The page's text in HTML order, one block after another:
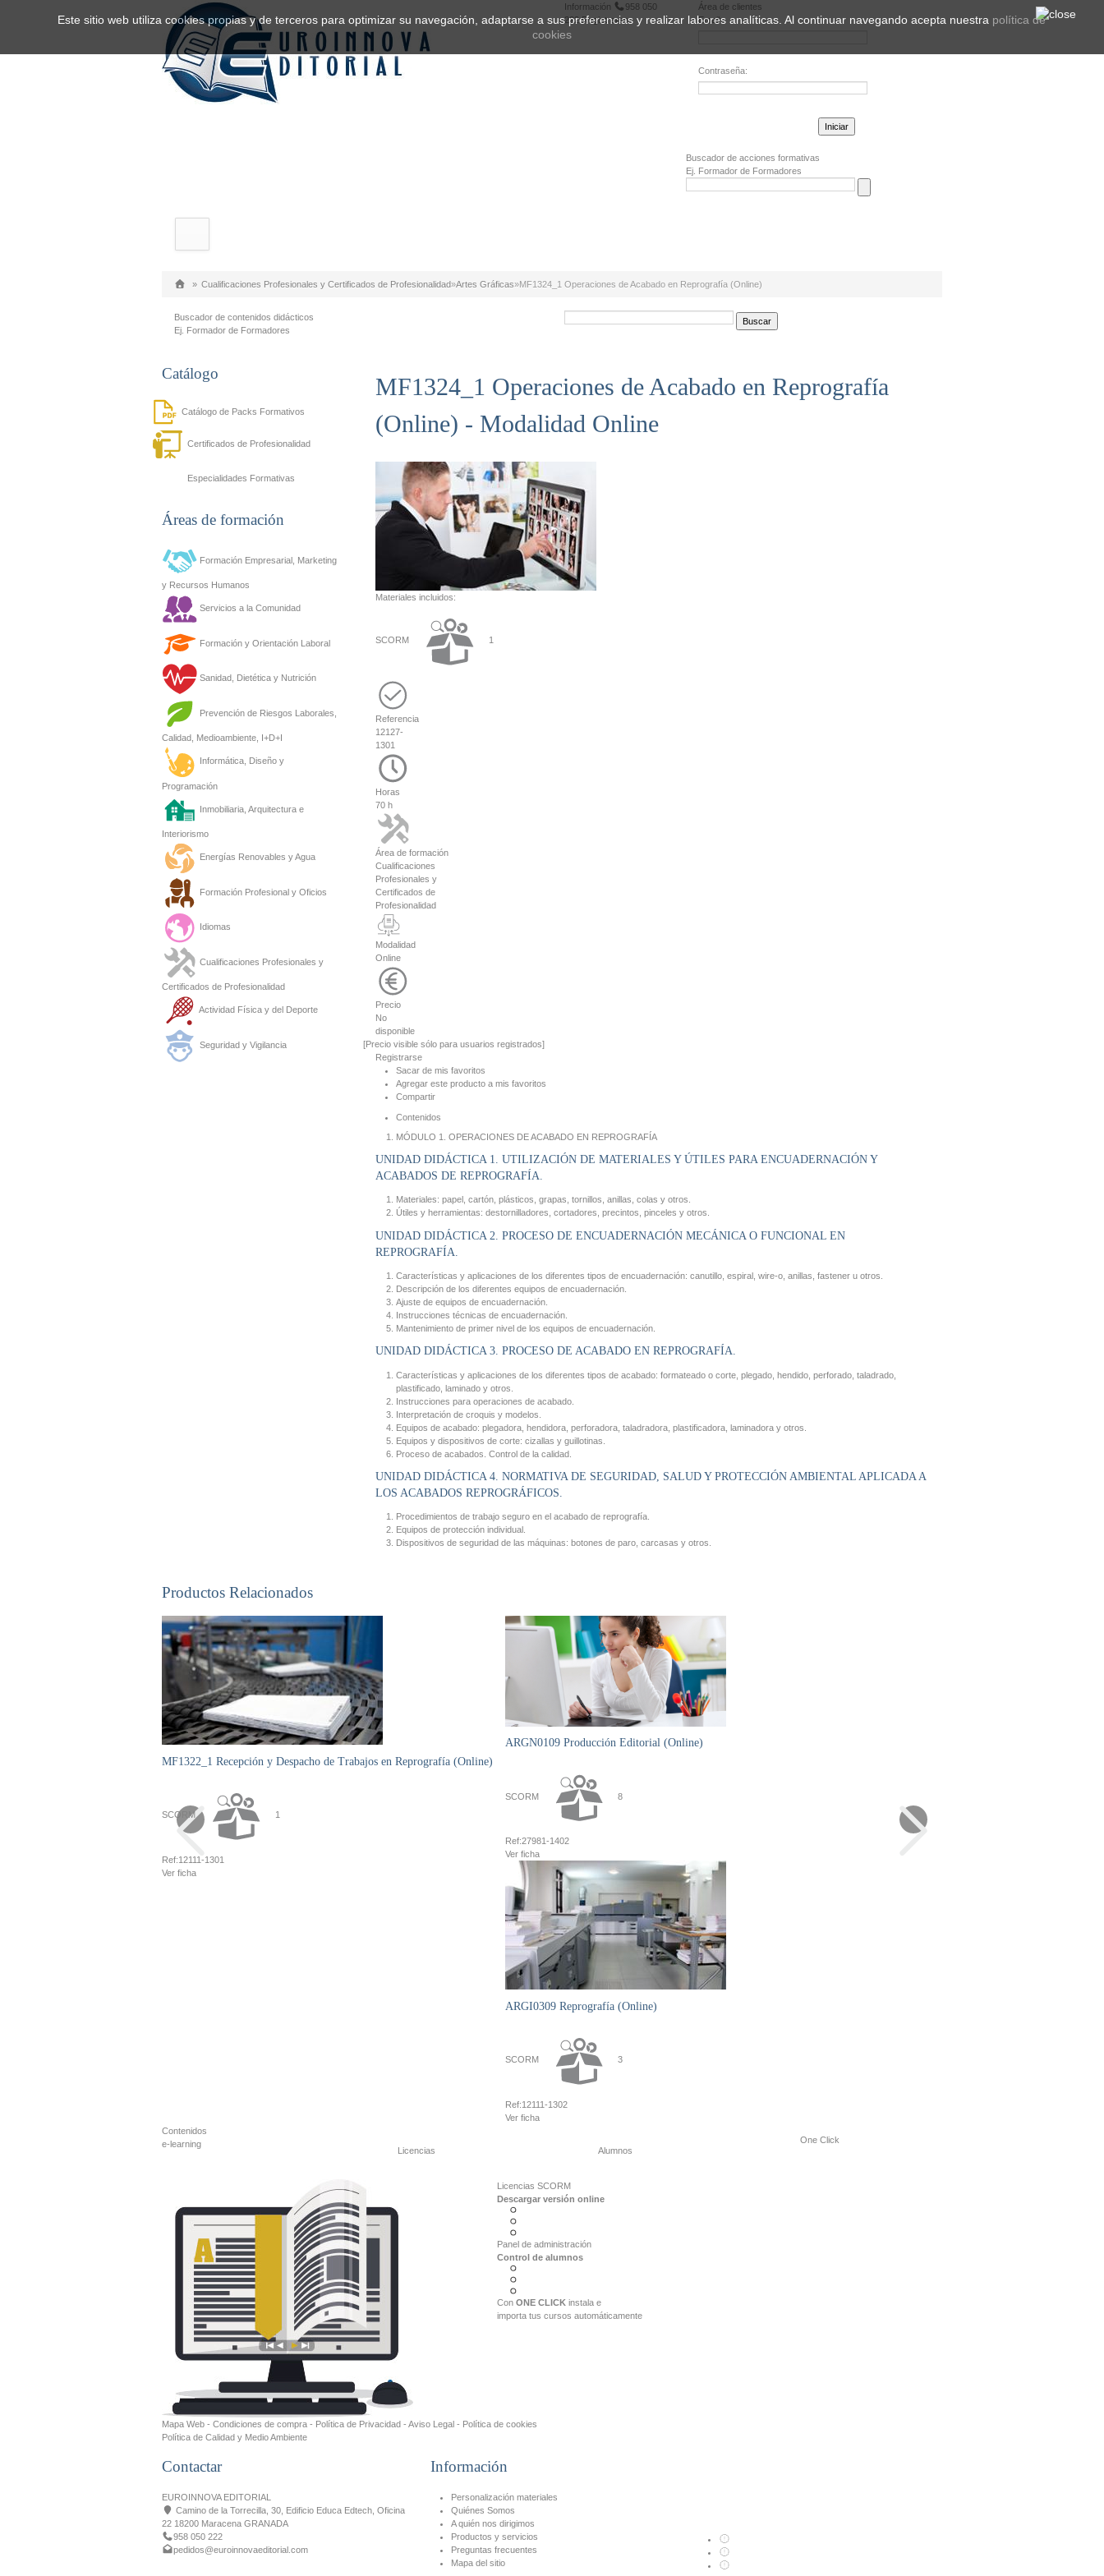
Información
958 050
222 Registrarse
Área de clientes
Email:
Contraseña:
Buscador de acciones formativas
Ej. Formador de Formadores
» Cualificaciones Profesionales y Certificados de Profesionalidad»Artes Gráficas»MF1324_1 Operaciones de Acabado en Reprografía (Online)
Buscador de contenidos didácticos
Ej. Formador de Formadores
Catálogo
Catálogo de Packs Formativos
Certificados de Profesionalidad
Especialidades Formativas
Áreas de formación
Formación Empresarial, Marketing
y Recursos Humanos
Servicios a la Comunidad
Formación y Orientación Laboral
Sanidad, Dietética y Nutrición
Prevención de Riesgos Laborales,
Calidad, Medioambiente, I+D+I
Informática, Diseño y
Programación
Inmobiliaria, Arquitectura e
Interiorismo
Energías Renovables y Agua
Formación Profesional y Oficios
Idiomas
Cualificaciones Profesionales y
Certificados de Profesionalidad
Actividad Física y del Deporte
Seguridad y Vigilancia
MF1324_1 Operaciones de Acabado en Reprografía
(Online) - Modalidad Online
Materiales incluidos:
SCORM 1
Referencia
12127-
1301
Horas
70 h
Área de formación
Cualificaciones
Profesionales y
Certificados de
Profesionalidad
Modalidad
Online
Precio
No
disponible
[Precio visible sólo para usuarios registrados]
Registrarse
Sacar de mis favoritos
Agregar este producto a mis favoritos
Compartir
Contenidos
MÓDULO 1. OPERACIONES DE ACABADO EN REPROGRAFÍA
UNIDAD DIDÁCTICA 1. UTILIZACIÓN DE MATERIALES Y ÚTILES PARA ENCUADERNACIÓN Y
ACABADOS DE REPROGRAFÍA.
Materiales: papel, cartón, plásticos, grapas, tornillos, anillas, colas y otros.
Útiles y herramientas: destornilladores, cortadores, precintos, pinceles y otros.
UNIDAD DIDÁCTICA 2. PROCESO DE ENCUADERNACIÓN MECÁNICA O FUNCIONAL EN
REPROGRAFÍA.
Características y aplicaciones de los diferentes tipos de encuadernación: canutillo, espiral, wire-o, anillas, fastener u otros.
Descripción de los diferentes equipos de encuadernación.
Ajuste de equipos de encuadernación.
Instrucciones técnicas de encuadernación.
Mantenimiento de primer nivel de los equipos de encuadernación.
UNIDAD DIDÁCTICA 3. PROCESO DE ACABADO EN REPROGRAFÍA.
Características y aplicaciones de los diferentes tipos de acabado: formateado o corte, plegado, hendido, perforado, taladrado,
plastificado, laminado y otros.
Instrucciones para operaciones de acabado.
Interpretación de croquis y modelos.
Equipos de acabado: plegadora, hendidora, perforadora, taladradora, plastificadora, laminadora y otros.
Equipos y dispositivos de corte: cizallas y guillotinas.
Proceso de acabados. Control de la calidad.
UNIDAD DIDÁCTICA 4. NORMATIVA DE SEGURIDAD, SALUD Y PROTECCIÓN AMBIENTAL APLICADA A
LOS ACABADOS REPROGRÁFICOS.
Procedimientos de trabajo seguro en el acabado de reprografía.
Equipos de protección individual.
Dispositivos de seguridad de las máquinas: botones de paro, carcasas y otros.
Productos Relacionados
MF1322_1 Recepción y Despacho de Trabajos en Reprografía (Online)
SCORM 1
Ref:12111-1301
Ver ficha
ARGN0109 Producción Editorial (Online)
SCORM 8
Ref:27981-1402
Ver ficha
ARGI0309 Reprografía (Online)
SCORM 3
Ref:12111-1302
Ver ficha
Contenidos
e-learning
Licencias Alumnos
One Click
Licencias SCORM
Descargar versión online
Panel de administración
Control de alumnos
ConONE CLICK instala e
importa tus cursos automáticamente
Mapa Web - Condiciones de compra - Política de Privacidad - Aviso Legal - Política de cookies
Política de Calidad y Medio Ambiente
Contactar
EUROINNOVA EDITORIAL
Camino de la Torrecilla, 30, Edificio Educa Edtech, Oficina
22 18200 Maracena GRANADA
958 050 222
pedidos@euroinnovaeditorial.com
Información
Personalización materiales
Quiénes Somos
A quién nos dirigimos
Productos y servicios
Preguntas frecuentes
Mapa del sitio
Este sitio web utiliza cookies propias y de terceros para optimizar su navegación, adaptarse a sus preferencias y realizar labores analíticas. Al continuar navegando acepta nuestra política de
cookies